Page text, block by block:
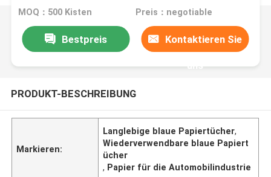
MOQ：500 Kisten Preis：negotiable
Bestpreis Kontaktieren Sie
uns
PRODUKT-BESCHREIBUNG
Markieren:
Langlebige blaue Papiertücher,
Wiederverwendbare blaue Papiert
ücher
, Papier für die Automobilindustrie